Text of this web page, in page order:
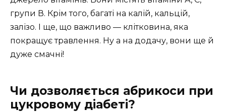
групи В. Крім того, багаті на калій, кальцій,
залізо. І ще, що важливо — клітковина, яка
покращує травлення. Ну а на додачу, вони ще й
дуже смачні!
Чи дозволяється абрикоси при
цукровому діабеті?